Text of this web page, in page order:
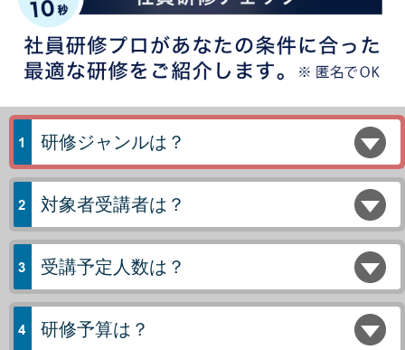
研修ジャンルは？
対象者受講者は？
受講予定人数は？
研修予算は？